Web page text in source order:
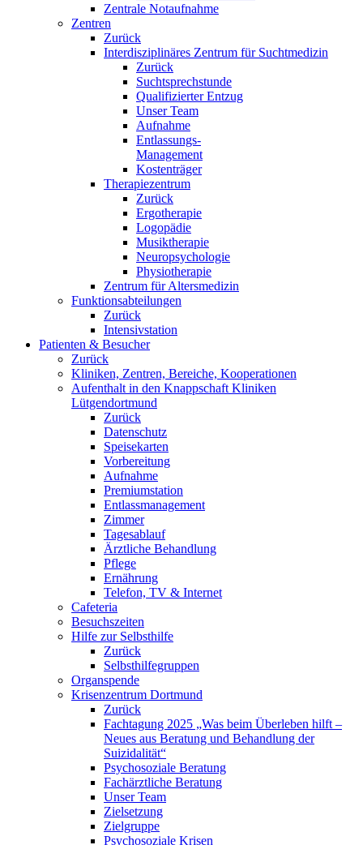
Zentrale Notaufnahme
Zentren
Zurück
Interdisziplinäres Zentrum für Suchtmedizin
Zurück
Suchtsprechstunde
Qualifizierter Entzug
Unser Team
Aufnahme
Entlassungs-
Management
Kostenträger
Therapiezentrum
Zurück
Ergotherapie
Logopädie
Musiktherapie
Neuropsychologie
Physiotherapie
Zentrum für Altersmedizin
Funktionsabteilungen
Zurück
Intensivstation
Patienten & Besucher
Zurück
Kliniken, Zentren, Bereiche, Kooperationen
Aufenthalt in den Knappschaft Kliniken
Lütgendortmund
Zurück
Datenschutz
Speisekarten
Vorbereitung
Aufnahme
Premiumstation
Entlassmanagement
Zimmer
Tagesablauf
Ärztliche Behandlung
Pflege
Ernährung
Telefon, TV & Internet
Cafeteria
Besuchszeiten
Hilfe zur Selbsthilfe
Zurück
Selbsthilfegruppen
Organspende
Krisenzentrum Dortmund
Zurück
Fachtagung 2025 „Was beim Überleben hilft –
Neues aus Beratung und Behandlung der
Suizidalität“
Psychosoziale Beratung
Fachärztliche Beratung
Unser Team
Zielsetzung
Zielgruppe
Psychosoziale Krisen